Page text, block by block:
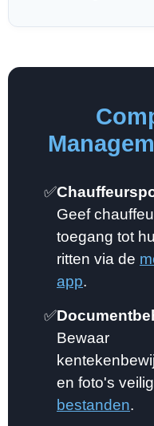
✅
Geef
toegang tot
ritten via de
app.
✅
Bewaar
en foto's
bestanden.